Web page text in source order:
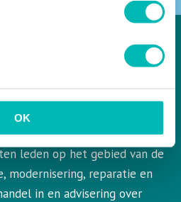
OK
voor liften en
de belangen van de gehele
leden op het gebied van de
modernisering, reparatie en
in en advisering over